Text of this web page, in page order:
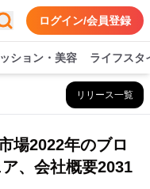
ログイン/会員登録
ション・美容 ライフスタ
リリース一覧
場2022年のブロ
、会社概要2031